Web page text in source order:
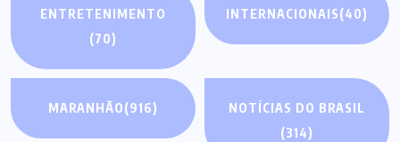
ENTRETENIMENTO
(70)
INTERNACIONAIS(40)
MARANHÃO(916)
NOTÍCIAS DO BRASIL
(314)